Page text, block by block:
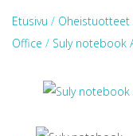
Etusivu / Oheistuotteet
Office / Suly notebook